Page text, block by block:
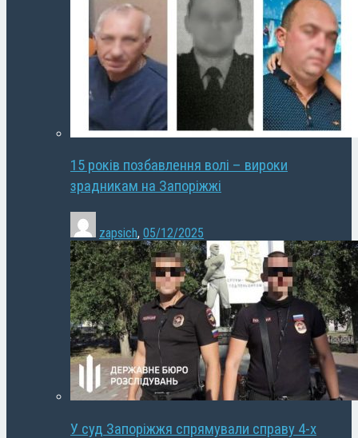
15 років позбавлення волі – вироки
зрадникам на Запоріжжі
zapsich, 05/12/2025
У суд Запоріжжя спрямували справу 4-х